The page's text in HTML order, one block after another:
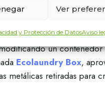
Ver
y Protección de DatosAviso
y con el objetivo de
un
Ecolaundry Box,
retiradas para